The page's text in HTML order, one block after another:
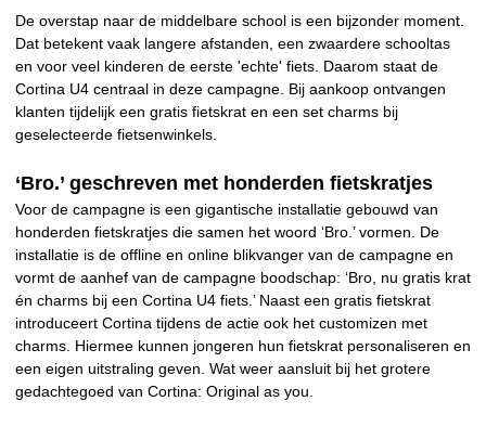
De overstap naar de middelbare school is een bijzonder moment.
Dat betekent vaak langere afstanden, een zwaardere schooltas
en voor veel kinderen de eerste 'echte' fiets. Daarom staat de
Cortina U4 centraal in deze campagne. Bij aankoop ontvangen
klanten tijdelijk een gratis fietskrat en een set charms bij
geselecteerde fietsenwinkels.
‘Bro.’ geschreven met honderden fietskratjes
Voor de campagne is een gigantische installatie gebouwd van
honderden fietskratjes die samen het woord ‘Bro.’ vormen. De
installatie is de offline en online blikvanger van de campagne en
vormt de aanhef van de campagne boodschap: ‘Bro, nu gratis krat
én charms bij een Cortina U4 fiets.’ Naast een gratis fietskrat
introduceert Cortina tijdens de actie ook het customizen met
charms. Hiermee kunnen jongeren hun fietskrat personaliseren en
een eigen uitstraling geven. Wat weer aansluit bij het grotere
gedachtegoed van Cortina: Original as you.